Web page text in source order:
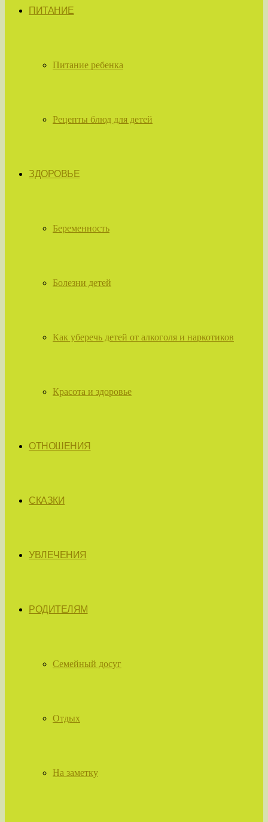
ПИТАНИЕ
Питание ребенка
Рецепты блюд для детей
ЗДОРОВЬЕ
Беременность
Болезни детей
Как уберечь детей от алкоголя и наркотиков
Красота и здоровье
ОТНОШЕНИЯ
СКАЗКИ
УВЛЕЧЕНИЯ
РОДИТЕЛЯМ
Семейный досуг
Отдых
На заметку